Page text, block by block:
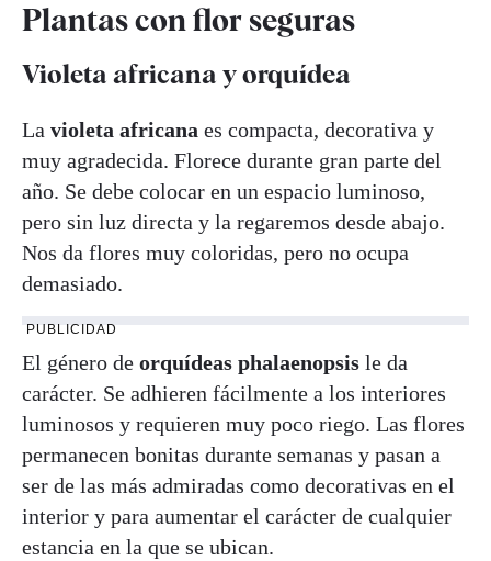
Plantas con flor seguras
Violeta africana y orquídea
La violeta africana es compacta, decorativa y
muy agradecida. Florece durante gran parte del
año. Se debe colocar en un espacio luminoso,
pero sin luz directa y la regaremos desde abajo.
Nos da flores muy coloridas, pero no ocupa
demasiado.
PUBLICIDAD
El género de orquídeas phalaenopsis le da
carácter. Se adhieren fácilmente a los interiores
luminosos y requieren muy poco riego. Las flores
permanecen bonitas durante semanas y pasan a
ser de las más admiradas como decorativas en el
interior y para aumentar el carácter de cualquier
estancia en la que se ubican.